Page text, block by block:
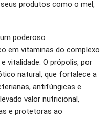
produtos como o mel,
poderoso
em vitaminas do complexo
vitalidade. O própolis, por
natural, que fortalece a
antifúngicas e
valor nutricional,
e protetoras ao